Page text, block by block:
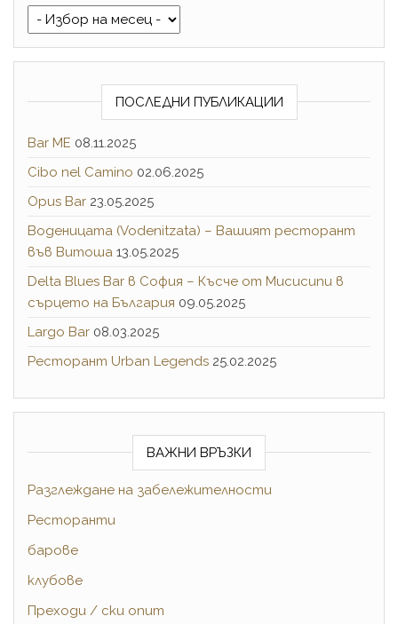
Архив
ПОСЛЕДНИ ПУБЛИКАЦИИ
Bar ME 08.11.2025
Cibo nel Camino 02.06.2025
Opus Bar 23.05.2025
Воденицата (Vodenitzata) – Вашият ресторант
във Витоша 13.05.2025
Delta Blues Bar в София – Късче от Мисисипи в
сърцето на България 09.05.2025
Largo Bar 08.03.2025
Ресторант Urban Legends 25.02.2025
ВАЖНИ ВРЪЗКИ
Разглеждане на забележителности
Pесторанти
барове
клубове
Преходи / ски опит